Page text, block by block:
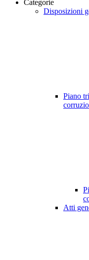
Categorie
Disposizioni
Piano
Atti